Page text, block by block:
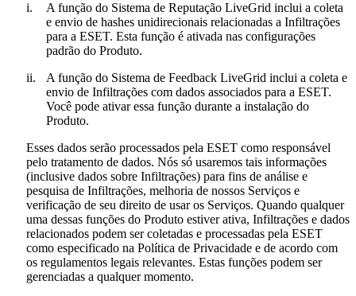
i.
A função do Sistema de Reputação LiveGrid inclui a coleta
e envio de hashes unidirecionais relacionadas a Infiltrações
para a ESET. Esta função é ativada nas configurações
padrão do Produto.
ii.
A função do Sistema de Feedback LiveGrid inclui a coleta e
envio de Infiltrações com dados associados para a ESET.
Você pode ativar essa função durante a instalação do
Produto.
Esses dados serão processados pela ESET como responsável
pelo tratamento de dados. Nós só usaremos tais informações
(inclusive dados sobre Infiltrações) para fins de análise e
pesquisa de Infiltrações, melhoria de nossos Serviços e
verificação de seu direito de usar os Serviços. Quando qualquer
uma dessas funções do Produto estiver ativa, Infiltrações e dados
relacionados podem ser coletadas e processadas pela ESET
como especificado na Política de Privacidade e de acordo com
os regulamentos legais relevantes. Estas funções podem ser
gerenciadas a qualquer momento.